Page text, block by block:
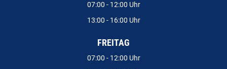
07:00 - 12:00 Uhr
13:00 - 16:00 Uhr
FREITAG
07:00 - 12:00 Uhr